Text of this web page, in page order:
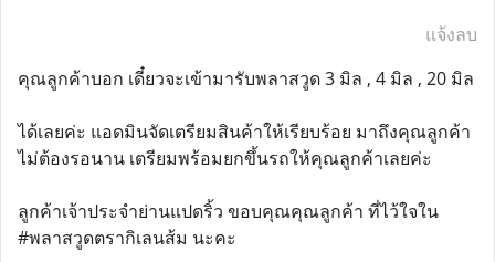
แจ้งลบ
คุณลูกค้าบอก เดี๋ยวจะเข้ามารับพลาสวูด 3 มิล , 4 มิล , 20 มิล
ได้เลยค่ะ แอดมินจัดเตรียมสินค้าให้เรียบร้อย มาถึงคุณลูกค้า
ไม่ต้องรอนาน เตรียมพร้อมยกขึ้นรถให้คุณลูกค้าเลยค่ะ
ลูกค้าเจ้าประจำย่านแปดริ้ว ขอบคุณคุณลูกค้า ที่ไว้ใจใน
#พลาสวูดตรากิเลนส้ม นะคะ